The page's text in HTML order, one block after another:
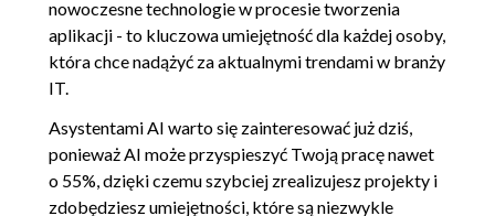
asystenta
6. Praca z kodem 01:50:01
6.2. Debugowanie funkcji i
optymalizacja strony
00:16:02
6.3. Renderowanie dużej liczby 00:12:10
nowoczesne technologie w procesie tworzenia
aplikacji - to kluczowa umiejętność dla każdej osoby,
która chce nadążyć za aktualnymi trendami w branży
IT.
Asystentami AI warto się zainteresować już dziś,
ponieważ AI może przyspieszyć Twoją pracę nawet
o 55%, dzięki czemu szybciej zrealizujesz projekty i
zdobędziesz umiejętności, które są niezwykle